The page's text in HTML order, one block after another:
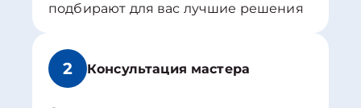
подбирают для вас лучшие решения
2 Консультация мастера